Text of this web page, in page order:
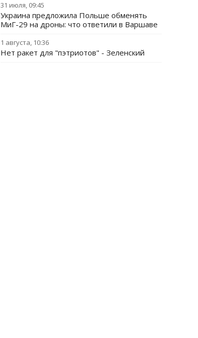
31 июля, 09:45
Украина предложила Польше обменять
МиГ-29 на дроны: что ответили в Варшаве
1 августа, 10:36
Нет ракет для "пэтриотов" - Зеленский